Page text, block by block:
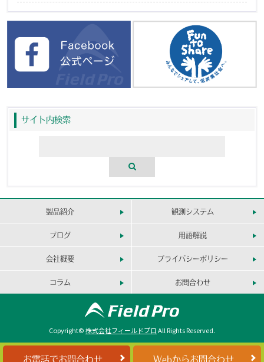
サイト内検索
製品紹介 観測システム
ブログ 用語解説
会社概要 プライバシーポリシー
コラム お問合わせ
お電話でお問合わせ Webからお問合わせ
Copyright©株式会社フィールドプロAll Rights Reserved.